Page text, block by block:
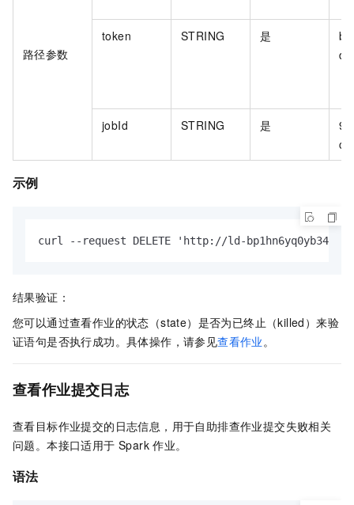
路径参数
token STRING 是
jobId STRING 是
示例
curl --request DELETE 'http://ld-
结果验证：
您可以通过查看作业的状态（state）是否为已终止（killed）来验
证语句是否执行成功。具体操作，请参见查看作业。
查看作业提交日志
查看目标作业提交的日志信息，用于自助排查作业提交失败相关
问题。本接口适用于 Spark 作业。
语法